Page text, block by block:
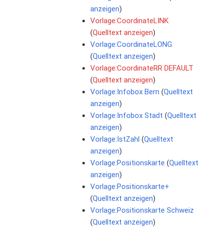
anzeigen)
Vorlage:CoordinateLINK
(Quelltext anzeigen)
Vorlage:CoordinateLONG
(Quelltext anzeigen)
Vorlage:CoordinateRR DEFAULT
(Quelltext anzeigen)
Vorlage:Infobox Bern (Quelltext
anzeigen)
Vorlage:Infobox Stadt (Quelltext
anzeigen)
Vorlage:IstZahl (Quelltext
anzeigen)
Vorlage:Positionskarte (Quelltext
anzeigen)
Vorlage:Positionskarte+
(Quelltext anzeigen)
Vorlage:Positionskarte Schweiz
(Quelltext anzeigen)